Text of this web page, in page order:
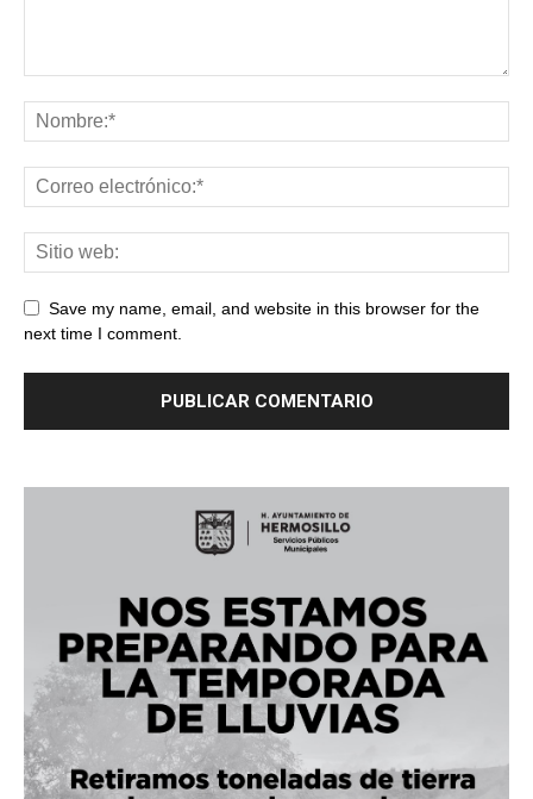
Save my name, email, and website in this browser for the
next time I comment.